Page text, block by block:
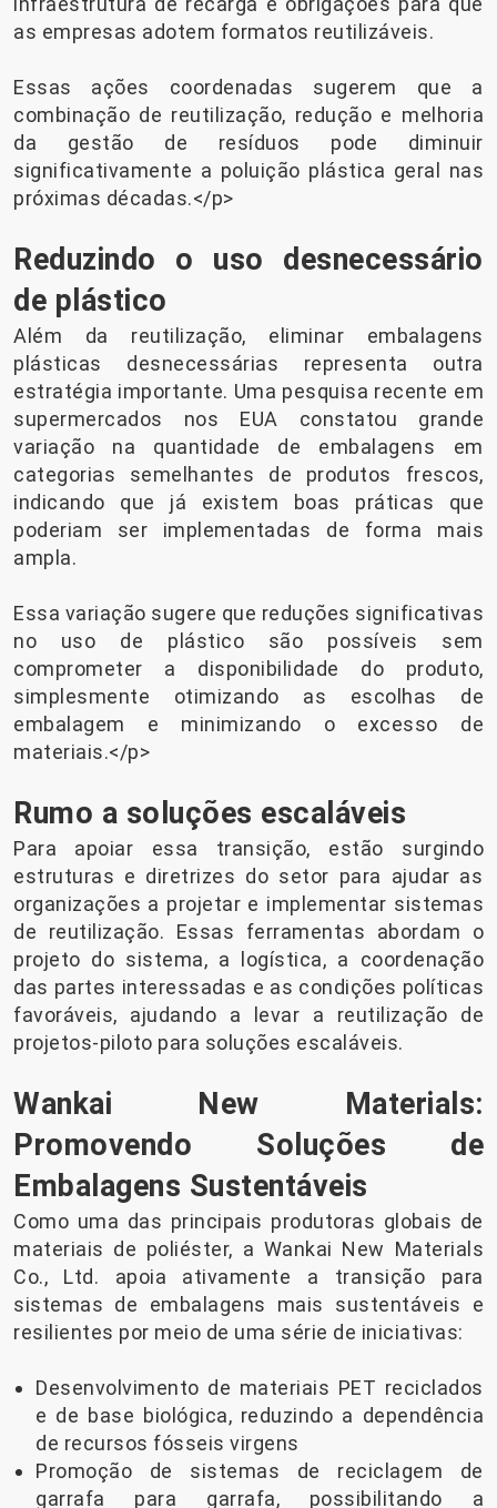
as empresas adotem formatos reutilizáveis.
Essas ações coordenadas sugerem que a
combinação de reutilização, redução e melhoria
da gestão de resíduos pode diminuir
significativamente a poluição plástica geral nas
próximas décadas.</p>
Reduzindo o uso desnecessário
de plástico
Além da reutilização, eliminar embalagens
plásticas desnecessárias representa outra
estratégia importante. Uma pesquisa recente em
supermercados nos EUA constatou grande
variação na quantidade de embalagens em
categorias semelhantes de produtos frescos,
indicando que já existem boas práticas que
poderiam ser implementadas de forma mais
ampla.
Essa variação sugere que reduções significativas
no uso de plástico são possíveis sem
comprometer a disponibilidade do produto,
simplesmente otimizando as escolhas de
embalagem e minimizando o excesso de
materiais.</p>
Rumo a soluções escaláveis
Para apoiar essa transição, estão surgindo
estruturas e diretrizes do setor para ajudar as
organizações a projetar e implementar sistemas
de reutilização. Essas ferramentas abordam o
projeto do sistema, a logística, a coordenação
das partes interessadas e as condições políticas
favoráveis, ajudando a levar a reutilização de
projetos-piloto para soluções escaláveis.
Wankai New Materials:
Promovendo Soluções de
Embalagens Sustentáveis
Como uma das principais produtoras globais de
materiais de poliéster, a Wankai New Materials
Co., Ltd. apoia ativamente a transição para
sistemas de embalagens mais sustentáveis ​​e
resilientes por meio de uma série de iniciativas:
Desenvolvimento de materiais PET reciclados
e de base biológica, reduzindo a dependência
de recursos fósseis virgens
Promoção de sistemas de reciclagem de
garrafa para garrafa, possibilitando a